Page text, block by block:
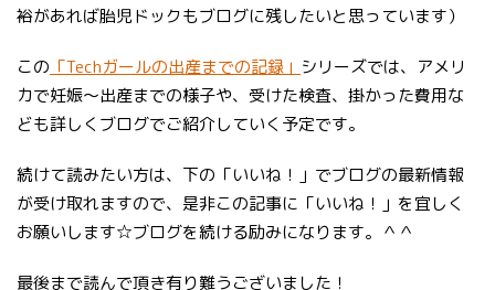
裕があれば胎児ドックもブログに残したいと思っています）
この 「Techガールの出産までの記録」 シリーズでは、アメリ
カで妊娠〜出産までの様子や、受けた検査、掛かった費用な
ども詳しくブログでご紹介していく予定です。
続けて読みたい方は、下の「いいね！」でブログの最新情報
が受け取れますので、是非この記事に「いいね！」を宜しく
お願いします☆ブログを続ける励みになります。＾＾
最後まで読んで頂き有り難うございました！